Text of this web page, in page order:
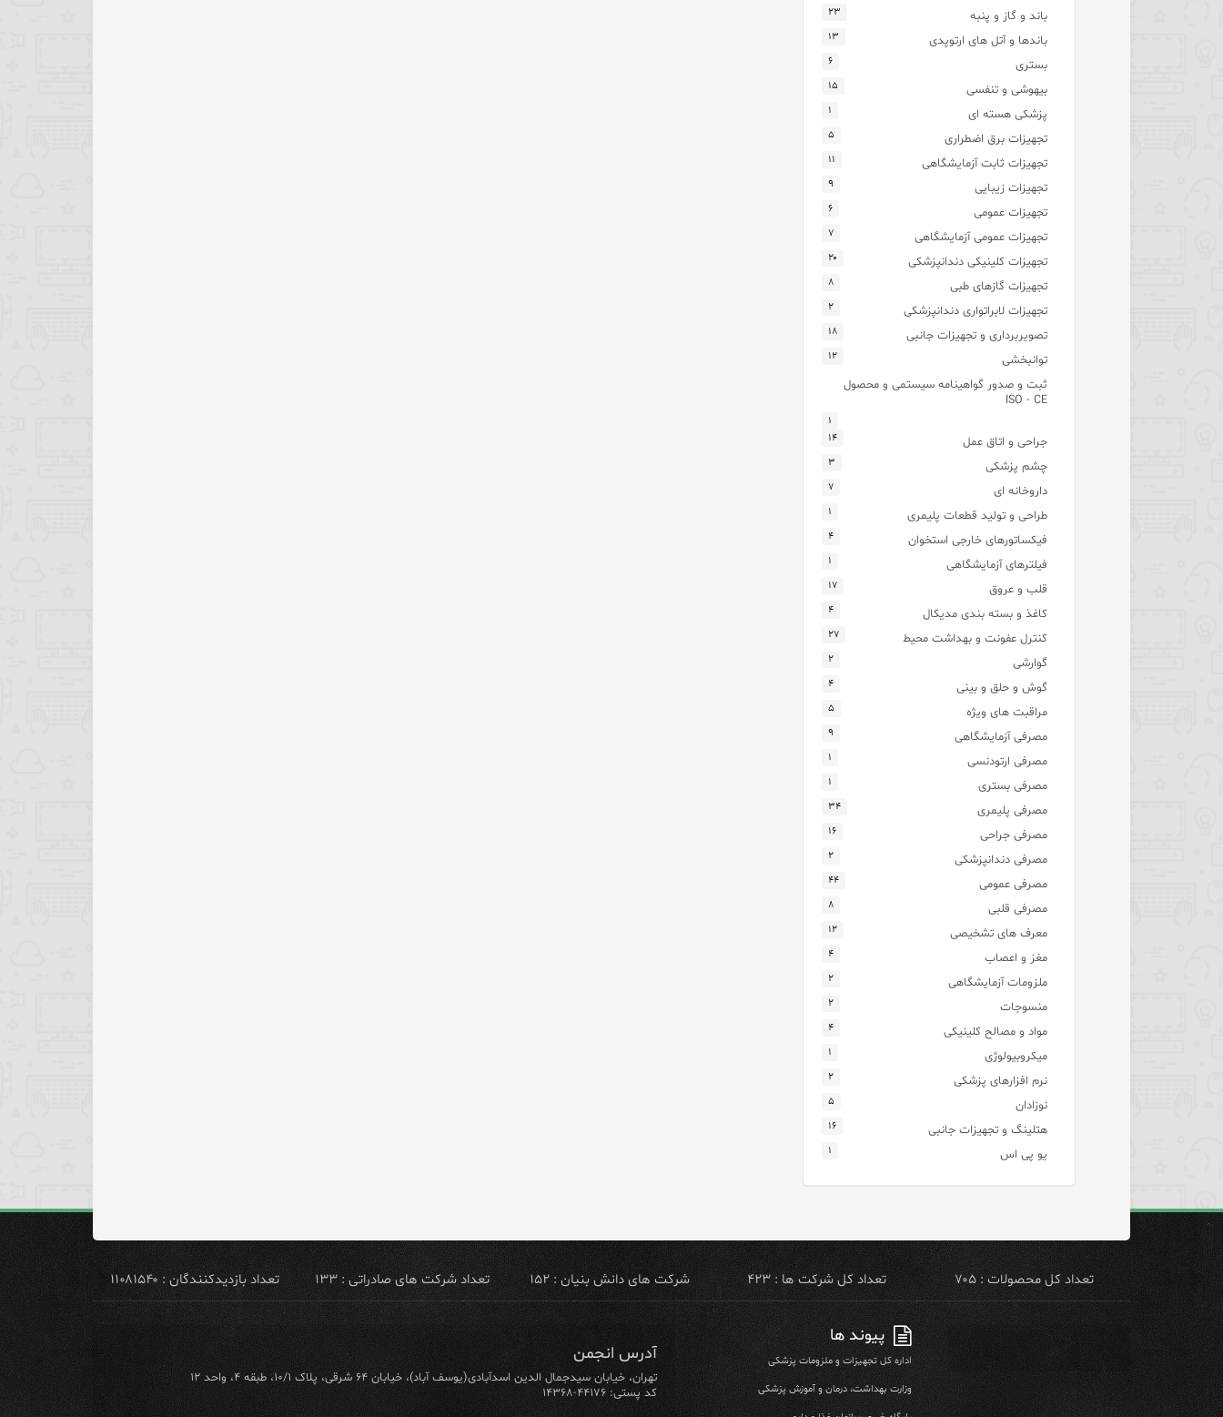
باند و گاز و پنبه ۲۳
باندها و آتل های ارتوپدی ۱۳
بستری ۶
بیهوشی و تنفسی ۱۵
پزشکی هسته ای ۱
تجهیزات برق اضطراری ۵
تجهیزات ثابت آزمایشگاهی ۱۱
تجهیزات زیبایی ۹
تجهیزات عمومی ۶
تجهیزات عمومی آزمایشگاهی ۷
تجهیزات کلینیکی دندانپزشکی ۲۰
تجهیزات گازهای طبی ۸
تجهیزات لابراتواری دندانپزشکی ۲
تصویربرداری و تجهیزات جانبی ۱۸
توانبخشی ۱۲
ثبت و صدور گواهینامه سیستمی و محصول
ISO - CE
۱
جراحی و اتاق عمل ۱۴
چشم پزشکی ۳
داروخانه ای ۷
طراحی و تولید قطعات پلیمری ۱
فیکساتورهای خارجی استخوان ۴
فیلترهای آزمایشگاهی ۱
قلب و عروق ۱۷
کاغذ و بسته بندی مدیکال ۴
کنترل عفونت و بهداشت محیط ۲۷
گوارشی ۲
گوش و حلق و بینی ۴
مراقبت های ویژه ۵
مصرفی آزمایشگاهی ۹
مصرفی ارتودنسی ۱
مصرفی بستری ۱
مصرفی پلیمری ۳۴
مصرفی جراحی ۱۶
مصرفی دندانپزشکی ۲
مصرفی عمومی ۴۴
مصرفی قلبی ۸
معرف های تشخیصی ۱۲
مغز و اعصاب ۴
ملزومات آزمایشگاهی ۲
منسوجات ۲
مواد و مصالح کلینیکی ۴
میکروبیولوژی ۱
نرم افزارهای پزشکی ۲
نوزادان ۵
هتلینگ و تجهیزات جانبی ۱۶
یو پی اس ۱
تعداد کل محصولات : ۷۰۵ تعداد کل شرکت ها : ۴۲۳ شرکت های دانش بنیان : ۱۵۲ تعداد شرکت های صادراتی : ۱۳۳ تعداد بازدیدکنندگان : ۱۱۰۸۱۵۴۰
پیوند ها
اداره کل تجهیزات و ملزومات پزشکی
وزارت بهداشت، درمان و آموزش پزشکی
آدرس انجمن
تهران، خیابان سیدجمال الدین اسدآبادی(یوسف آباد)، خیابان ۶۴ شرقی، پلاک ۱۰/۱، طبقه ۴، واحد ۱۲
کد پستی: ۴۴۱۷۶-۱۴۳۶۸